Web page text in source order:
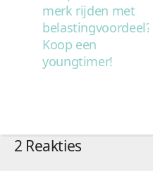
merk rijden met
belastingvoordeel?
Koop een
youngtimer!
2 Reakties